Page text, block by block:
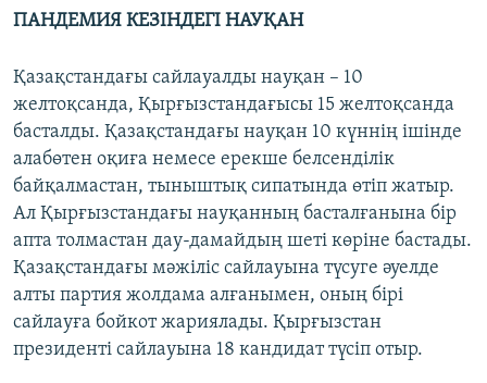
ПАНДЕМИЯ КЕЗІНДЕГІ НАУҚАН
Қазақстандағы сайлауалды науқан – 10
желтоқсанда, Қырғызстандағысы 15 желтоқсанда
басталды. Қазақстандағы науқан 10 күннің ішінде
алабөтен оқиға немесе ерекше белсенділік
байқалмастан, тыныштық сипатында өтіп жатыр.
Ал Қырғызстандағы науқанның басталғанына бір
апта толмастан дау-дамайдың шеті көріне бастады.
Қазақстандағы мәжіліс сайлауына түсуге әуелде
алты партия жолдама алғанымен, оның бірі
сайлауға бойкот жариялады. Қырғызстан
президенті сайлауына 18 кандидат түсіп отыр.